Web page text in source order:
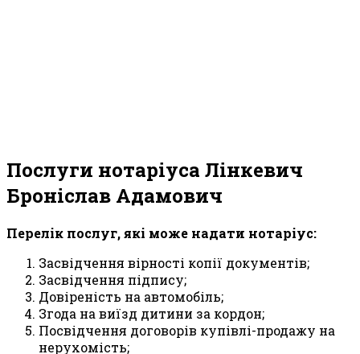
Послуги нотаріуса Лінкевич
Броніслав Адамович
Перелік послуг, які може надати нотаріус:
Засвідчення вірності копії документів;
Засвідчення підпису;
Довіреність на автомобіль;
Згода на виїзд дитини за кордон;
Посвідчення договорів купівлі-продажу на
нерухомість;